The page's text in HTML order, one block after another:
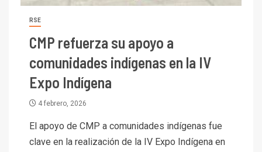
RSE
CMP refuerza su apoyo a
comunidades indígenas en la IV
Expo Indígena
4 febrero, 2026
El apoyo de CMP a comunidades indígenas fue
clave en la realización de la IV Expo Indígena en